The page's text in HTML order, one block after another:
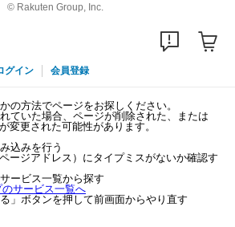
© Rakuten Group, Inc.
グイン 会員登録
の方法でページをお探しください。
ていた場合、ページが削除された、または
変更された可能性があります。
込みを行う
ージアドレス）にタイプミスがないか確認す
ービス一覧から探す
サービス一覧へ
」ボタンを押して前画面からやり直す